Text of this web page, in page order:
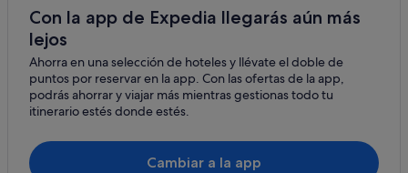
Hoteles con restaurante en Pienza
Hoteles de 4 estrellas en Pienza
Hoteles de 5 estrellas en Bagni San Filippo
Hoteles con piscina en Pienza
Alojamientos agroturísticos en Pienza
Villas en Pienza
Con la app de Expedia llegarás aún más
lejos
Ahorra en una selección de hoteles y llévate el doble de
puntos por reservar en la app. Con las ofertas de la app,
podrás ahorrar y viajar más mientras gestionas todo tu
itinerario estés donde estés.
Cambiar a la app